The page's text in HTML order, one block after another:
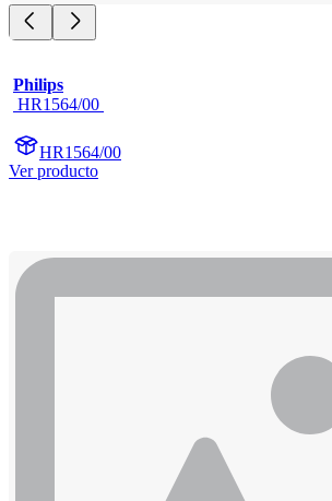
Philips
HR1564/00
HR1564/00
Ver producto